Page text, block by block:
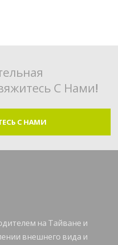
С Нами!
С НАМИ
на Тайване и
внешнего вида и